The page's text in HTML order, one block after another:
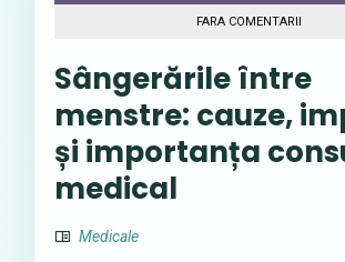
FARA COMENTARII
Sângerările între
menstre: cauze,
și importanța
medical
Medicale